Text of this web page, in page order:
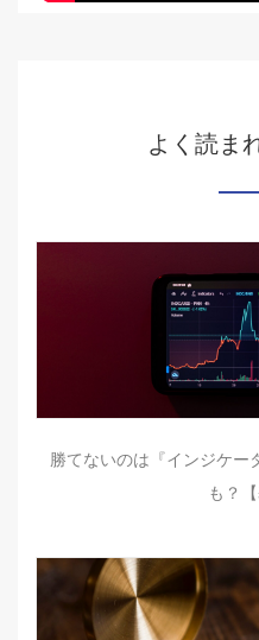
よく読ま
勝てないのは『インジケー
も？【